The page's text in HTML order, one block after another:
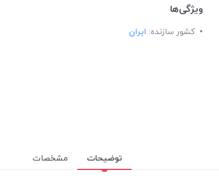
ویژگی‌ها
کشور سازنده: ایران
توضیحات مشخصات